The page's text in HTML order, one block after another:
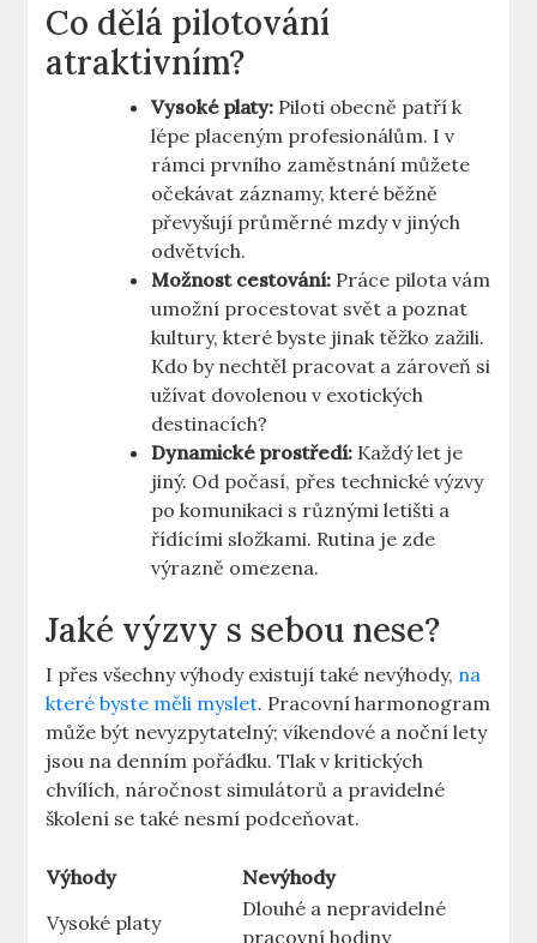
Co dělá pilotování
atraktivním?
Vysoké platy: Piloti obecně patří k
lépe placeným ⁢profesionálům. I v‌
rámci⁣ prvního zaměstnání můžete
očekávat záznamy, které běžně
převyšují průměrné mzdy v ⁣jiných
odvětvích.
Možnost cestování: Práce pilota vám
umožní procestovat svět a poznat
kultury,⁣ které ⁢byste ​jinak těžko zažili.
⁤Kdo by nechtěl pracovat⁤ a ​zároveň si
užívat dovolenou⁣ v exotických‍
destinacích?
Dynamické prostředí: Každý let ⁤je
jiný. Od‌ počasí, přes technické výzvy
po komunikaci⁤ s různými ⁤letišti ‌a
řídícími složkami. Rutina je zde
výrazně omezena.
Jaké výzvy s sebou nese?
I přes‍ všechny výhody existují také nevýhody, na
které byste měli myslet. Pracovní harmonogram
může být nevyzpytatelný; víkendové⁣ a noční lety
jsou na denním‍ pořádku.​ Tlak v kritických
chvílích, náročnost simulátorů ⁢a pravidelné
školení se také ⁣nesmí podceňovat.
Výhody
Nevýhody
Vysoké platy
Dlouhé​ a nepravidelné
pracovní hodiny